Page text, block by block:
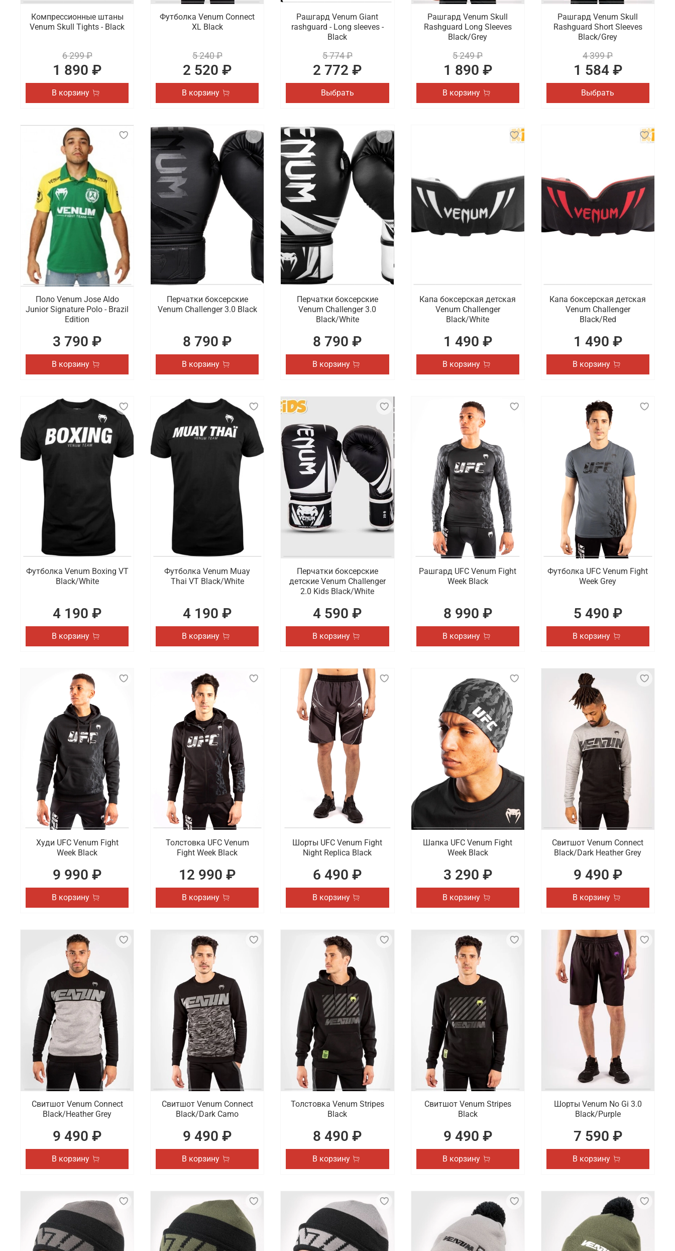
вариант из оригинальных коллекций популярного бренда. Проводится быстрая и удобная доставка оформленных онлайн заказов по Казани.
Компрессионные штаны
Venum Skull Tights - Black
6 299 ₽
1 890 ₽
В корзину
Футболка Venum Connect
XL Black
5 240 ₽
2 520 ₽
В корзину
Рашгард Venum Giant
rashguard - Long sleeves -
Black
5 774 ₽
2 772 ₽
Выбрать
Рашгард Venum Skull
Rashguard Long Sleeves
Black/Grey
5 249 ₽
1 890 ₽
В корзину
Рашгард Venum Skull
Rashguard Short Sleeves
Black/Grey
4 399 ₽
1 584 ₽
Выбрать
Поло Venum Jose Aldo
Junior Signature Polo - Brazil
Edition
3 790 ₽
В корзину
Перчатки боксерские
Venum Challenger 3.0 Black
8 790 ₽
В корзину
Перчатки боксерские
Venum Challenger 3.0
Black/White
8 790 ₽
В корзину
Капа боксерская детская
Venum Challenger
Black/White
1 490 ₽
В корзину
Капа боксерская детская
Venum Challenger
Black/Red
1 490 ₽
В корзину
Футболка Venum Boxing VT
Black/White
4 190 ₽
В корзину
Футболка Venum Muay
Thai VT Black/White
4 190 ₽
В корзину
Перчатки боксерские
детские Venum Challenger
2.0 Kids Black/White
4 590 ₽
В корзину
Рашгард UFC Venum Fight
Week Black
8 990 ₽
В корзину
Футболка UFC Venum Fight
Week Grey
5 490 ₽
В корзину
Худи UFC Venum Fight
Week Black
9 990 ₽
В корзину
Толстовка UFC Venum
Fight Week Black
12 990 ₽
В корзину
Шорты UFC Venum Fight
Night Replica Black
6 490 ₽
В корзину
Шапка UFC Venum Fight
Week Black
3 290 ₽
В корзину
Свитшот Venum Connect
Black/Dark Heather Grey
9 490 ₽
В корзину
Свитшот Venum Connect
Black/Heather Grey
9 490 ₽
В корзину
Свитшот Venum Connect
Black/Dark Camo
9 490 ₽
В корзину
Толстовка Venum Stripes
Black
8 490 ₽
В корзину
Свитшот Venum Stripes
Black
9 490 ₽
В корзину
Шорты Venum No Gi 3.0
Black/Purple
7 590 ₽
В корзину